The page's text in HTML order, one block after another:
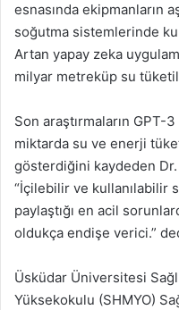
esnasında ekipmanların
soğutma sistemlerinde
Artan yapay zeka
milyar metreküp su
Son araştırmaların
miktarda su ve enerji
gösterdiğini kaydeden
“İçilebilir ve kullanılabilir
paylaştığı en acil
oldukça endişe verici.”
Üsküdar Üniversitesi
Yüksekokulu (SHMYO)